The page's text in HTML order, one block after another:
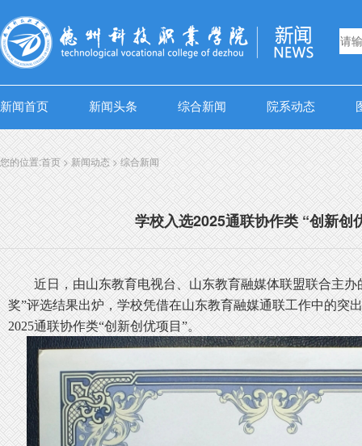
新闻首页 新闻头条 综合新闻 院系动态
您的位置:首页>新闻动态>综合新闻
学校入选2025通联协作类 “创新创
近日，由山东教育电视台、山东教育融媒体联盟联合主办
奖”评选结果出炉，学校凭借在山东教育融媒通联工作中的突
2025通联协作类“创新创优项目”。